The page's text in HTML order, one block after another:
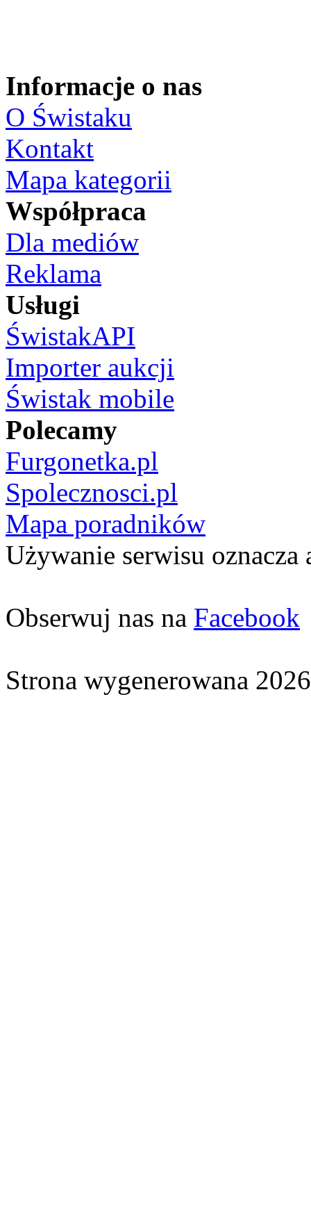
Informacje o nas
O Świstaku
Kontakt
Mapa kategorii
Współpraca
Dla mediów
Reklama
Usługi
ŚwistakAPI
Importer aukcji
Świstak mobile
Polecamy
Furgonetka.pl
Spolecznosci.pl
Mapa poradników
Używanie serwisu oznacza
Obserwuj nas na Facebook
Strona wygenerowana